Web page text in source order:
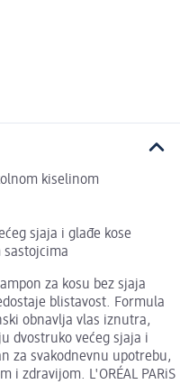
kiselinom
sjaja i glađe kose
za kosu bez sjaja
blistavost. Formula
obnavlja vlas iznutra,
dvostruko većeg sjaja i
za svakodnevnu upotrebu,
i zdravijom. L'ORÉAL PARiS